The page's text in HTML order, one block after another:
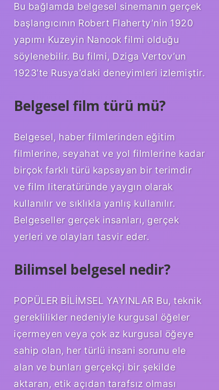
Bu bağlamda belgesel sinemanın gerçek
başlangıcının Robert Flaherty’nin 1920
yapımı Kuzeyin Nanook filmi olduğu
söylenebilir. Bu filmi, Dziga Vertov’un
1923’te Rusya’daki deneyimleri izlemiştir.
Belgesel film türü mü?
Belgesel, haber filmlerinden eğitim
filmlerine, seyahat ve yol filmlerine kadar
birçok farklı türü kapsayan bir terimdir
ve film literatüründe yaygın olarak
kullanılır ve sıklıkla yanlış kullanılır.
Belgeseller gerçek insanları, gerçek
yerleri ve olayları tasvir eder.
Bilimsel belgesel nedir?
POPÜLER BİLİMSEL YAYINLAR Bu, teknik
gereklilikler nedeniyle kurgusal öğeler
içermeyen veya çok az kurgusal öğeye
sahip olan, her türlü insani sorunu ele
alan ve bunları gerçekçi bir şekilde
aktaran, etik açıdan tarafsız olması